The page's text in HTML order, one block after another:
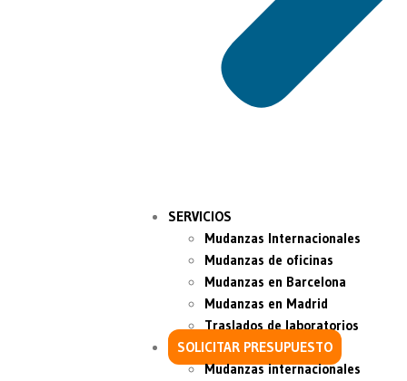
SERVICIOS
Mudanzas Internacionales
Mudanzas de oficinas
Mudanzas en Barcelona
Mudanzas en Madrid
Traslados de laboratorios
SOLICITAR PRESUPUESTO
Mudanzas internacionales